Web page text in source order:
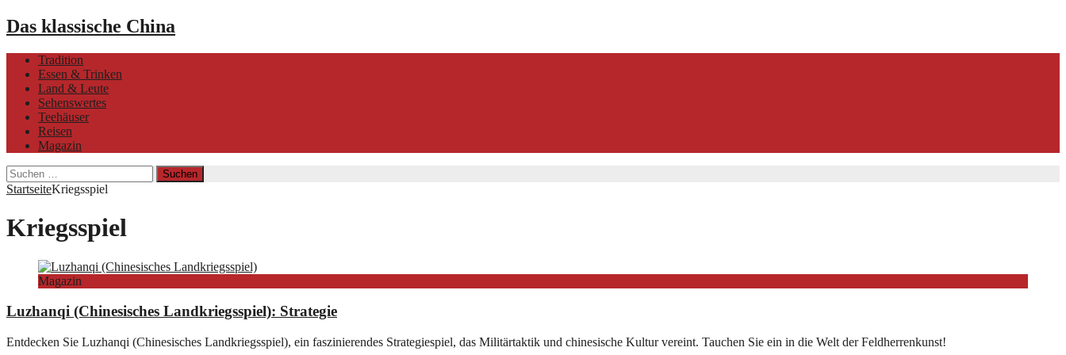
Das klassische China
Tradition
Essen & Trinken
Land & Leute
Sehenswertes
Teehäuser
Reisen
Magazin
Suchen
nach:
StartseiteKriegsspiel
Kriegsspiel
Magazin
Luzhanqi (Chinesisches Landkriegsspiel): Strategie
Entdecken Sie Luzhanqi (Chinesisches Landkriegsspiel), ein faszinierendes Strategiespiel, das Militärtaktik und chinesische Kultur vereint. Tauchen Sie ein in die Welt der Feldherrenkunst!